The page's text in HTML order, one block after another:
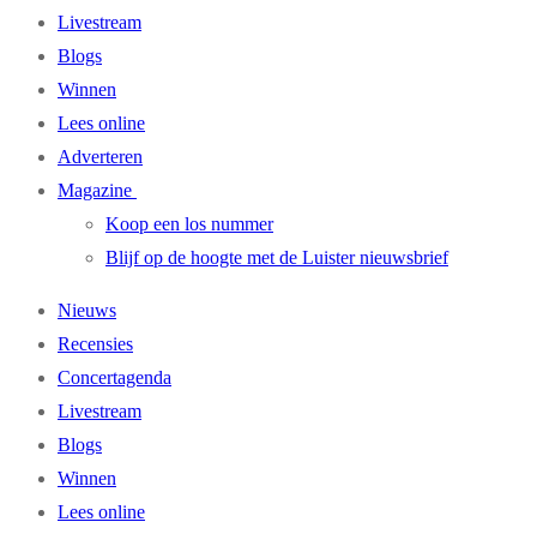
Livestream
Blogs
Winnen
Lees online
Adverteren
Magazine
Koop een los nummer
Blijf op de hoogte met de Luister nieuwsbrief
Nieuws
Recensies
Concertagenda
Livestream
Blogs
Winnen
Lees online